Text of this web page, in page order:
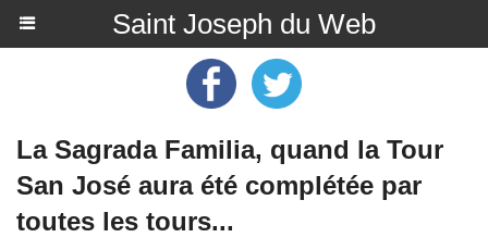
Saint Joseph du Web
La Sagrada Familia, quand la Tour
San José aura été complétée par
toutes les tours...